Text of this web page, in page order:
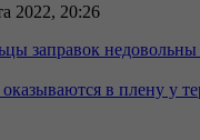
2022, 20:26
заправок недовольны
в плену у